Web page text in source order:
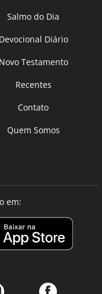
Salmo do Dia
Devocional Diário
Novo Testamento
Recentes
Contato
Quem Somos
em: